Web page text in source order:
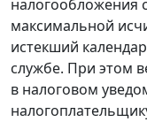
налогообложения
максимальной
истекший
службе. При этом
в налоговом